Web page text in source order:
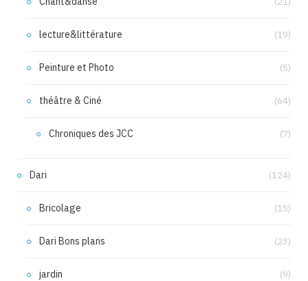
lecture&littérature (19)
Peinture et Photo (5)
théâtre & Ciné (64)
Chroniques des JCC (7)
Dari (124)
Bricolage (15)
Dari Bons plans (23)
jardin (9)